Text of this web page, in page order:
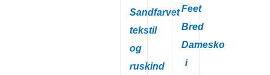
Sandfarvet
tekstil
og
ruskind
Feet
Bred
Damesko
i